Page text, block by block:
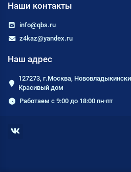
Наши контакты
info@qbs.ru
z4kaz@yandex.ru
Наш адрес
127273, г.Москва,
Красивый дом
Работаем с 9:00 до 18:00 пн-пт